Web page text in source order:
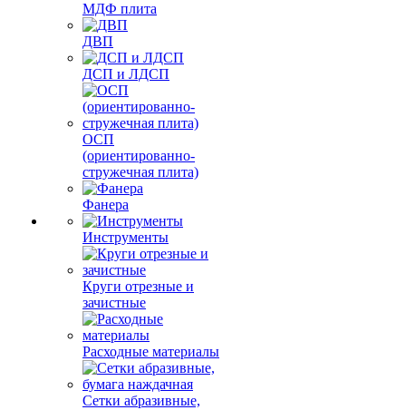
МДФ плита
ДВП
ДСП и ЛДСП
ОСП
(ориентированно-
стружечная плита)
Фанера
Инструменты
Круги отрезные и
зачистные
Расходные материалы
Сетки абразивные,